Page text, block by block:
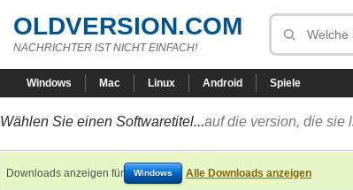
OLDVERSION.COM
NACHRICHTER IST NICHT EINFACH!
Windows Mac Linux Android Spiele
Wählen Sie einen Softwaretitel...auf die version, die sie
Downloads anzeigen für Windows Alle Downloads anzeigen